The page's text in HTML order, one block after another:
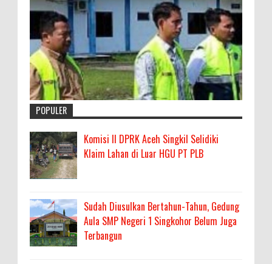
POPULER
Komisi II DPRK Aceh Singkil Selidiki
Klaim Lahan di Luar HGU PT PLB
Sudah Diusulkan Bertahun-Tahun, Gedung
Aula SMP Negeri 1 Singkohor Belum Juga
Terbangun